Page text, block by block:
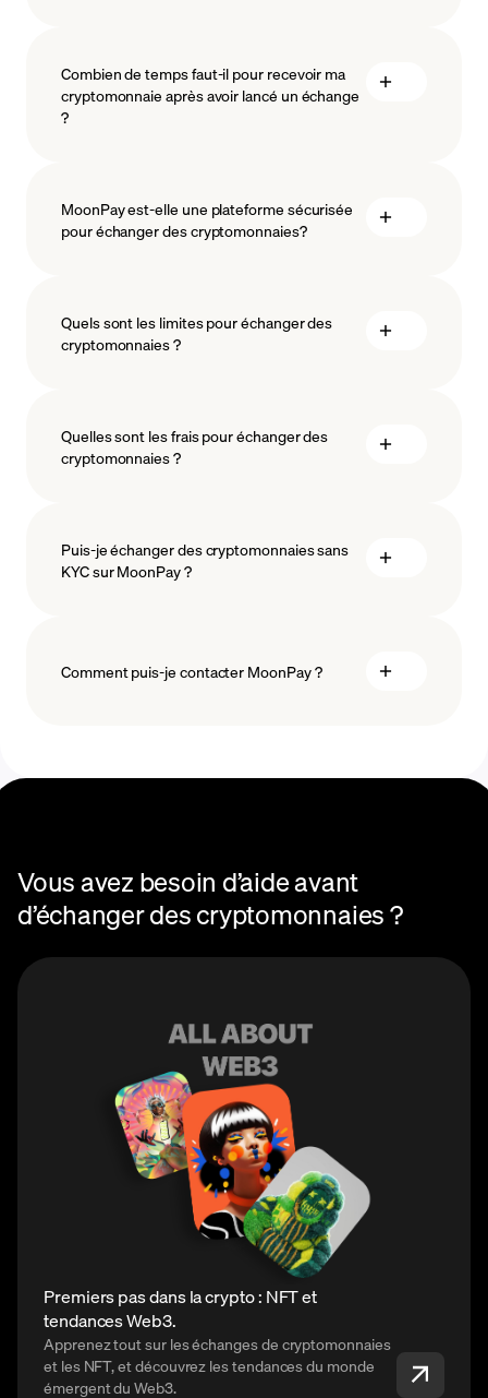
Combien de temps faut-il pour recevoir ma
cryptomonnaie après avoir lancé un échange
?
MoonPay est-elle une plateforme sécurisée
pour échanger des cryptomonnaies?
Quels sont les limites pour échanger des
cryptomonnaies ?
Quelles sont les frais pour échanger des
cryptomonnaies ?
Puis-je échanger des cryptomonnaies sans
KYC sur MoonPay ?
Comment puis-je contacter MoonPay ?
échanges
Vous avez besoin d’aide avant
d’échanger des cryptomonnaies ?
Premiers pas dans la crypto : NFT et
tendances Web3.
Apprenez tout sur les échanges de cryptomonnaies
et les NFT, et découvrez les tendances du monde
émergent du Web3.